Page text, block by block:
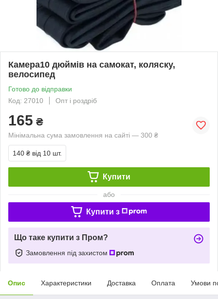
Камера10 дюймів на самокат, коляску,
велосипед
Готово до відправки
Код: 27010
Опт і роздріб
165 ₴
Мінімальна сума замовлення на сайті — 300 ₴
140 ₴ від 10 шт.
Купити
або
Купити з
Що таке купити з Пром?
Замовлення під захистом
Опис Характеристики Доставка Оплата Умови